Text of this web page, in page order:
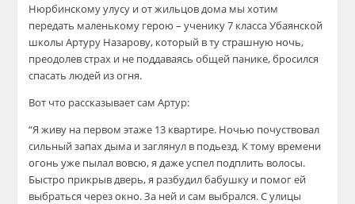
Нюрбинскому улусу и от жильцов дома мы хотим
передать маленькому герою – ученику 7 класса Убаянской
школы Артуру Назарову, который в ту страшную ночь,
преодолев страх и не поддаваясь общей панике, бросился
спасать людей из огня.
Вот что рассказывает сам Артур:
“Я живу на первом этаже 13 квартире. Ночью почуствовал
сильный запах дыма и заглянул в подьезд. К тому времени
огонь уже пылал вовсю, я даже успел подплить волосы.
Быстро прикрыв дверь, я разбудил бабушку и помог ей
выбраться через окно. За ней и сам выбрался. С улицы